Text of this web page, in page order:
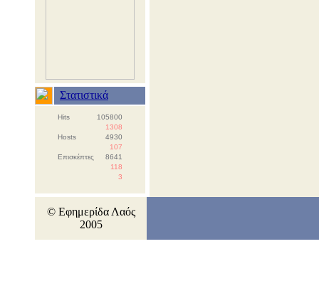
Στατιστικά
Hits
105800
1308
Hosts
4930
107
Επισκέπτες
8641
118
3
© Εφημερίδα Λαός
2005